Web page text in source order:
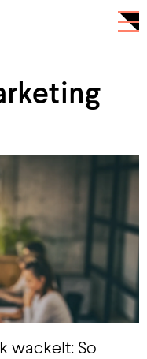
wackelt: So